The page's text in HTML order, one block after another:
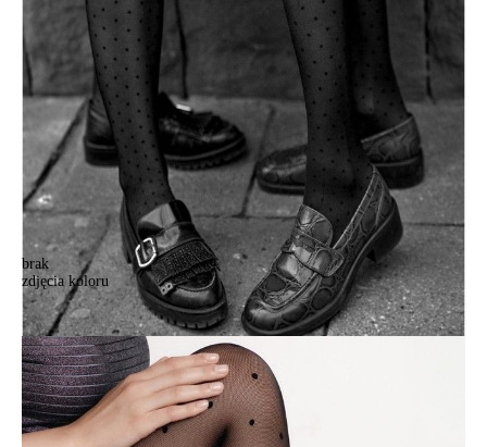
brak
zdjęcia koloru
Rajstopy damskie CONTE ELEGANT DROP, r.2, nero
Rajstopy damskie CONTE ELEGANT DROP, r.2, nero
66,90 zł
Kolory:
BRAK
ZDJĘCIA
Rozmiary:
Tabela rozmiarów
2